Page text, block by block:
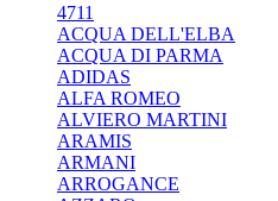
4711
ACQUA DELL'ELBA
ACQUA DI PARMA
ADIDAS
ALFA ROMEO
ALVIERO MARTINI
ARAMIS
ARMANI
ARROGANCE